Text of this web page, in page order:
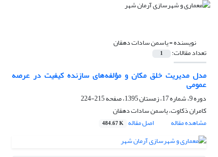
نویسنده =یاسمن سادات دهقان
تعداد مقالات: 1
مدل مدیریت خلق مکان و مؤلفه‌های سازنده کیفیت در عرصه
عمومی
دوره 9، شماره 17، زمستان 1395، صفحه
215-224
کامران ذکاوت، یاسمن سادات دهقان
مشاهده مقاله
اصل مقاله 484.67 K